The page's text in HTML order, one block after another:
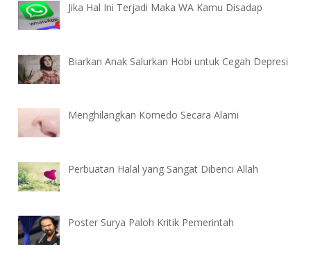
Jika Hal Ini Terjadi Maka WA Kamu Disadap
Biarkan Anak Salurkan Hobi untuk Cegah Depresi
Menghilangkan Komedo Secara Alami
Perbuatan Halal yang Sangat Dibenci Allah
Poster Surya Paloh Kritik Pemerintah